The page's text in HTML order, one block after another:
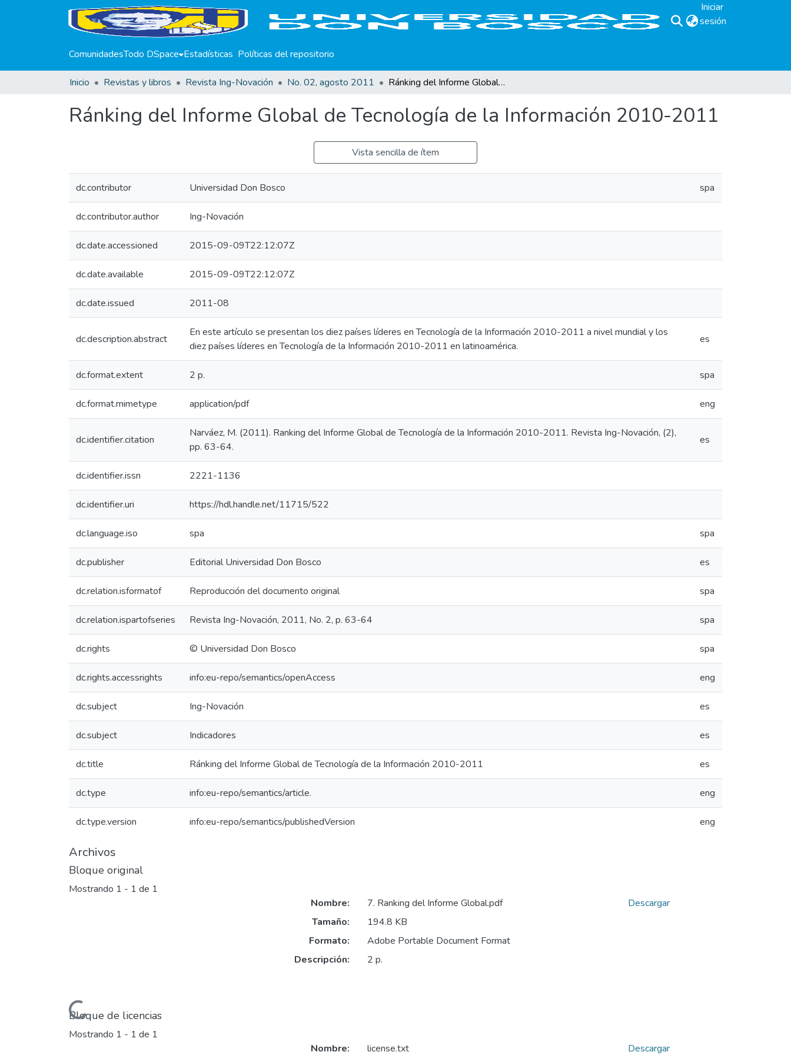
Iniciar
sesión
ComunidadesTodo DSpace Estadísticas Políticas del repositorio
Inicio Revistas y libros Revista Ing-Novación No. 02, agosto 2011 Ránking del Informe Global de Tecnología de la Información 2010-2011
Ránking del Informe Global de Tecnología de la Información 2010-2011
Vista sencilla de ítem
dc.contributor Universidad Don Bosco spa
dc.contributor.author Ing-Novación
dc.date.accessioned 2015-09-09T22:12:07Z
dc.date.available 2015-09-09T22:12:07Z
dc.date.issued 2011-08
dc.description.abstract
En este artículo se presentan los diez países líderes en Tecnología de la Información 2010-2011 a nivel mundial y los
diez países líderes en Tecnología de la Información 2010-2011 en latinoamérica.
es
dc.format.extent 2 p. spa
dc.format.mimetype application/pdf eng
dc.identifier.citation
Narváez, M. (2011). Ranking del Informe Global de Tecnología de la Información 2010-2011. Revista Ing-Novación, (2),
pp. 63-64.
es
dc.identifier.issn 2221-1136
dc.identifier.uri https://hdl.handle.net/11715/522
dc.language.iso spa spa
dc.publisher Editorial Universidad Don Bosco es
dc.relation.isformatof Reproducción del documento original spa
dc.relation.ispartofseries Revista Ing-Novación, 2011, No. 2, p. 63-64 spa
dc.rights © Universidad Don Bosco spa
dc.rights.accessrights info:eu-repo/semantics/openAccess eng
dc.subject Ing-Novación es
dc.subject Indicadores es
dc.title Ránking del Informe Global de Tecnología de la Información 2010-2011 es
dc.type info:eu-repo/semantics/article. eng
dc.type.version info:eu-repo/semantics/publishedVersion eng
Archivos
Bloque original
Mostrando 1 - 1 de 1
Cargando...
Nombre:
7. Ranking del Informe Global.pdf
Tamaño:
194.8 KB
Formato:
Adobe Portable Document Format
Descripción:
2 p.
Descargar
Bloque de licencias
Mostrando 1 - 1 de 1
Nombre:
license.txt Descargar